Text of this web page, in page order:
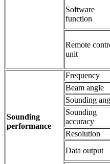
Software
function
Remote
unit
Sounding
performance
Frequency
Beam angle
Sounding
Sounding
accuracy
Resolution
Data output